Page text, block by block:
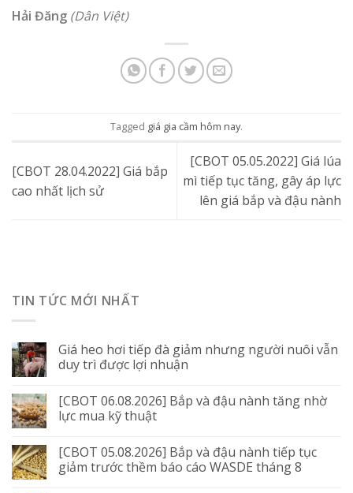
Hải Đăng (Dân Việt)
Tagged giá gia cầm hôm nay.
[CBOT 28.04.2022] Giá bắp
cao nhất lịch sử
[CBOT 05.05.2022] Giá lúa
mì tiếp tục tăng, gây áp lực
lên giá bắp và đậu nành
TIN TỨC MỚI NHẤT
Giá heo hơi tiếp đà giảm nhưng người nuôi vẫn
duy trì được lợi nhuận
[CBOT 06.08.2026] Bắp và đậu nành tăng nhờ
lực mua kỹ thuật
[CBOT 05.08.2026] Bắp và đậu nành tiếp tục
giảm trước thềm báo cáo WASDE tháng 8